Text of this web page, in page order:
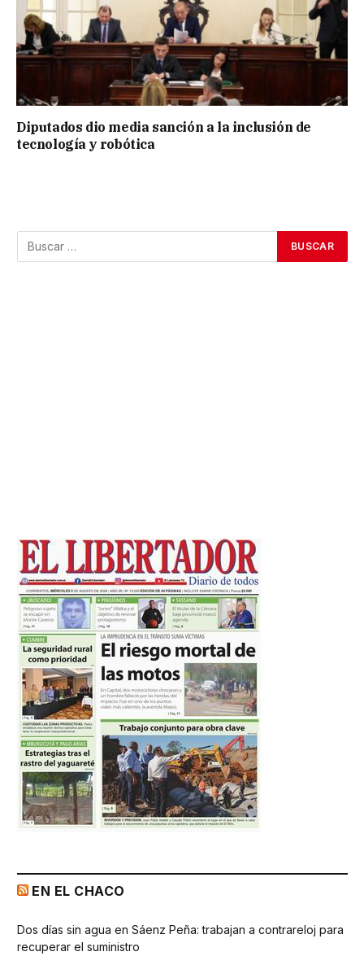
Diputados dio media sanción a la inclusión de
tecnología y robótica
EN EL CHACO
Dos días sin agua en Sáenz Peña: trabajan a contrareloj para
recuperar el suministro